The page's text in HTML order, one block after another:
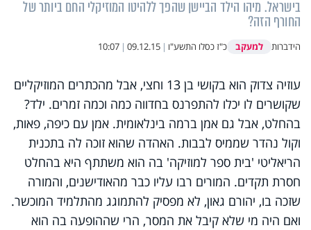
בישראל. מיהו הילד הביישן שהפך ללהיטו המוזיקלי החם ביותר של
החורף הזה?
הידברות למעקב כ"ז כסלו התשע"ו |
09.12.15
|
10:07
עוזיה צדוק הוא בקושי בן 13 וחצי, אבל מהכתרים המוזיקליים
שקושרים לו יכלו להתפרנס בחדווה כמה וכמה זמרים. ילד?
בהחלט, אבל גם אמן ברמה בינלאומית. אמן עם כיפה, פאות,
וקול נהדר שממיס לבבות. האהדה שהוא זוכה לה בתכנית
הריאליטי 'בית ספר למוזיקה' בה הוא משתתף היא בהחלט
חסרת תקדים. המורים רבו עליו כבר מהאודישנים, והמורה
שזכה בו, יהורם גאון, לא מפסיק להתמוגג מהתלמיד המוכשר.
ואם היה מי שלא קיבל את המסר, הרי שההופעה בה הוא